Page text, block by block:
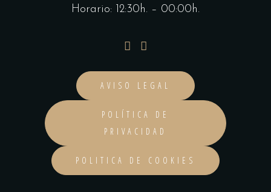
Horario: 12:30h. – 00:00h.
AVISO LEGAL
POLÍTICA DE
PRIVACIDAD
POLITICA DE COOKIES